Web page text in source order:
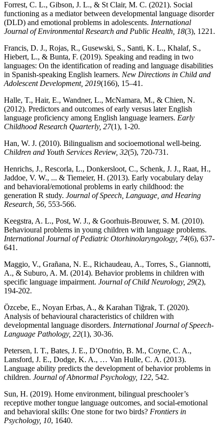
Forrest, C. L., Gibson, J. L., & St Clair, M. C. (2021). Social
functioning as a mediator between developmental language disorder
(DLD) and emotional problems in adolescents. International
Journal of Environmental Research and Public Health, 18(3), 1221.
Francis, D. J., Rojas, R., Gusewski, S., Santi, K. L., Khalaf, S.,
Hiebert, L., & Bunta, F. (2019). Speaking and reading in two
languages: On the identification of reading and language disabilities
in Spanish-speaking English learners. New Directions in Child and
Adolescent Development, 2019(166), 15–41.
Halle, T., Hair, E., Wandner, L., McNamara, M., & Chien, N.
(2012). Predictors and outcomes of early versus later English
language proficiency among English language learners. Early
Childhood Research Quarterly, 27(1), 1-20.
Han, W. J. (2010). Bilingualism and socioemotional well-being.
Children and Youth Services Review, 32(5), 720-731.
Henrichs, J., Rescorla, L., Donkersloot, C., Schenk, J. J., Raat, H.,
Jaddoe, V. W., ... & Tiemeier, H. (2013). Early vocabulary delay
and behavioral/emotional problems in early childhood: the
generation R study. Journal of Speech, Language, and Hearing
Research, 56, 553-566.
Keegstra, A. L., Post, W. J., & Goorhuis-Brouwer, S. M. (2010).
Behavioural problems in young children with language problems.
International Journal of Pediatric Otorhinolaryngology, 74(6), 637-
641.
Maggio, V., Grañana, N. E., Richaudeau, A., Torres, S., Giannotti,
A., & Suburo, A. M. (2014). Behavior problems in children with
specific language impairment. Journal of Child Neurology, 29(2),
194-202.
Özcebe, E., Noyan Erbas, A., & Karahan Tiğrak, T. (2020).
Analysis of behavioural characteristics of children with
developmental language disorders. International Journal of Speech-
Language Pathology, 22(1), 30-36.
Petersen, I. T., Bates, J. E., D’Onofrio, B. M., Coyne, C. A.,
Lansford, J. E., Dodge, K. A., … Van Hulle, C. A. (2013).
Language ability predicts the development of behavior problems in
children. Journal of Abnormal Psychology, 122, 542.
Sun, H. (2019). Home environment, bilingual preschooler’s
receptive mother tongue language outcomes, and social-emotional
and behavioral skills: One stone for two birds? Frontiers in
Psychology, 10, 1640.